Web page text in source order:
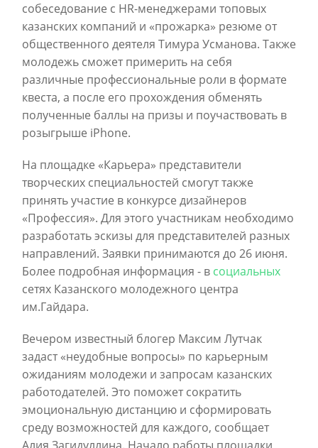
собеседование с HR-менеджерами топовых
казанских компаний и «прожарка» резюме от
общественного деятеля Тимура Усманова. Также
молодежь сможет примерить на себя
различные профессиональные роли в формате
квеста, а после его прохождения обменять
полученные баллы на призы и поучаствовать в
розыгрыше iPhone.
На площадке «Карьера» представители
творческих специальностей смогут также
принять участие в конкурсе дизайнеров
«Профессия». Для этого участникам необходимо
разработать эскизы для представителей разных
направлений. Заявки принимаются до 26 июня.
Более подробная информация - в социальных
сетях Казанского молодежного центра
им.Гайдара.
Вечером известный блогер Максим Лутчак
задаст «неудобные вопросы» по карьерным
ожиданиям молодежи и запросам казанских
работодателей. Это поможет сократить
эмоциональную дистанцию и сформировать
среду возможностей для каждого, сообщает